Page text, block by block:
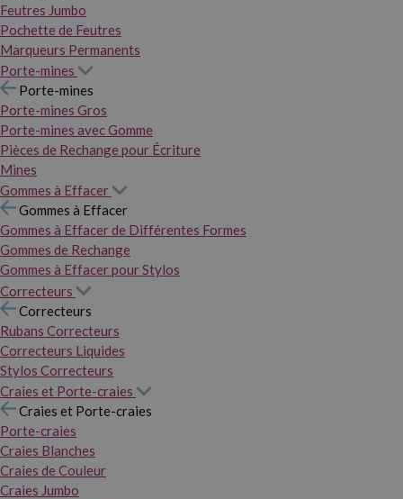
Feutres Jumbo
Pochette de Feutres
Marqueurs Permanents
Porte-mines
Porte-mines
Porte-mines Gros
Porte-mines avec Gomme
Pièces de Rechange pour Écriture
Mines
Gommes à Effacer
Gommes à Effacer
Gommes à Effacer de Différentes Formes
Gommes de Rechange
Gommes à Effacer pour Stylos
Correcteurs
Correcteurs
Rubans Correcteurs
Correcteurs Liquides
Stylos Correcteurs
Craies et Porte-craies
Craies et Porte-craies
Porte-craies
Craies Blanches
Craies de Couleur
Craies Jumbo